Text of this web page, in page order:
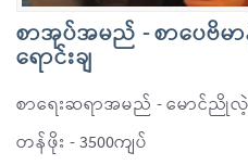
စာအုပ်အမည် - စာပေဗိမာ
ရောင်းချ
စာရေးဆရာအမည် - မောင်ညို
တန်ဖိုး - 3500ကျပ်